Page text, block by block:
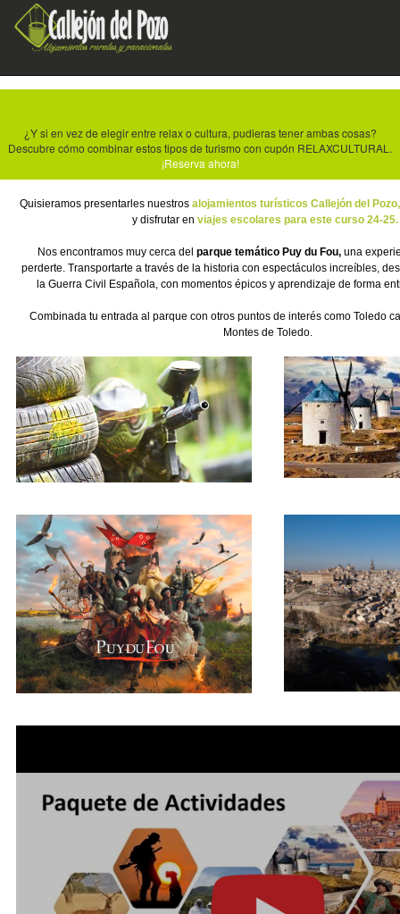
¿Y si en vez de elegir entre relax o cultura, pudieras tener ambas cosas?
Descubre cómo combinar estos tipos de turismo con cupón RELAXCULTURAL.
¡Reserva ahora!
Quisieramos presentarles nuestros alojamientos turísticos Callejón del Pozo,
y disfrutar en viajes escolares para este curso 24-
Nos encontramos muy cerca del parque temático Puy du Fou, una
perderte. Transportarte a través de la historia con espectáculos increíbles,
la Guerra Civil Española, con momentos épicos y aprendizaje de forma
Combinada tu entrada al parque con otros puntos de interés como Toledo
Montes de Toledo.